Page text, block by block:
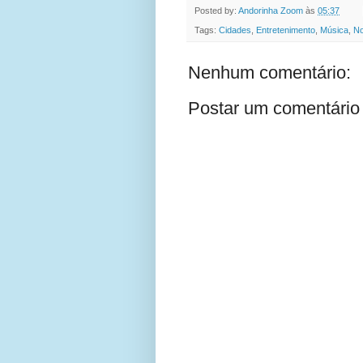
Posted by: Andorinha Zoom às 05:37
Tags: Cidades Entretenimento Música
Nenhum comentário:
Postar um comentário